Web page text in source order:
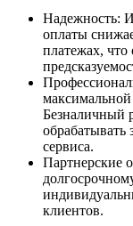
Надежность:
оплаты
платежах, что
Безналичный
обрабатывать
сервиса.
Партнерские
клиентов.